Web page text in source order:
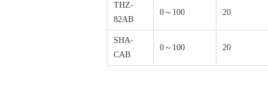
THZ-
82AB
0～100 20
SHA-
CAB
0～100 20